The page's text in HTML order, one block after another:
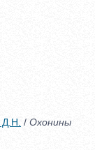
/ Охонины